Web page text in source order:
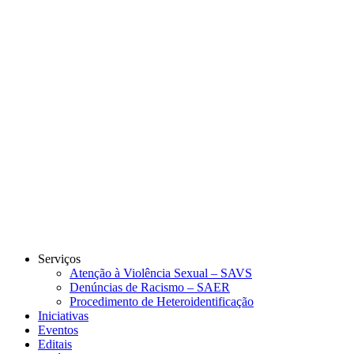
Serviços
Atenção à Violência Sexual – SAVS
Denúncias de Racismo – SAER
Procedimento de Heteroidentificação
Iniciativas
Eventos
Editais